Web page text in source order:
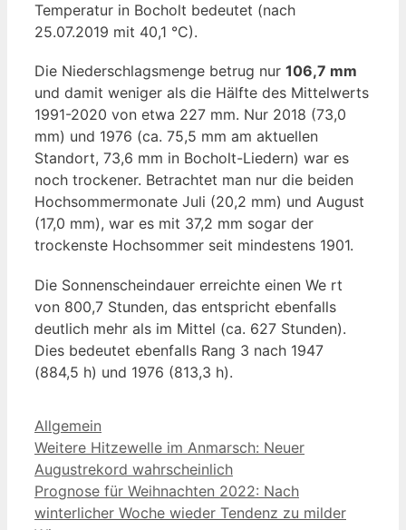
Temperatur in Bocholt bedeutet (nach
25.07.2019 mit 40,1 °C).
Die Niederschlagsmenge betrug nur 106,7 mm
und damit weniger als die Hälfte des Mittelwerts
1991-2020 von etwa 227 mm. Nur 2018 (73,0
mm) und 1976 (ca. 75,5 mm am aktuellen
Standort, 73,6 mm in Bocholt-Liedern) war es
noch trockener. Betrachtet man nur die beiden
Hochsommermonate Juli (20,2 mm) und August
(17,0 mm), war es mit 37,2 mm sogar der
trockenste Hochsommer seit mindestens 1901.
Die Sonnenscheindauer erreichte einen We rt
von 800,7 Stunden, das entspricht ebenfalls
deutlich mehr als im Mittel (ca. 627 Stunden).
Dies bedeutet ebenfalls Rang 3 nach 1947
(884,5 h) und 1976 (813,3 h).
Kategorien
Allgemein
Weitere Hitzewelle im Anmarsch: Neuer
Augustrekord wahrscheinlich
Prognose für Weihnachten 2022: Nach
winterlicher Woche wieder Tendenz zu milder